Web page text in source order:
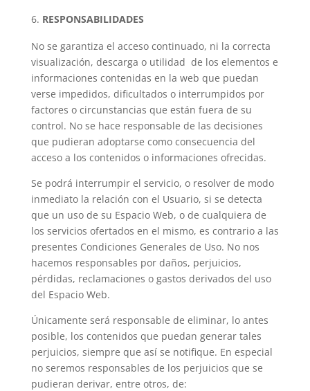
RESPONSABILIDADES
No se garantiza el acceso continuado, ni la correcta
visualización, descarga o utilidad de los elementos e
informaciones contenidas en la web que puedan
verse impedidos, dificultados o interrumpidos por
factores o circunstancias que están fuera de su
control. No se hace responsable de las decisiones
que pudieran adoptarse como consecuencia del
acceso a los contenidos o informaciones ofrecidas.
Se podrá interrumpir el servicio, o resolver de modo
inmediato la relación con el Usuario, si se detecta
que un uso de su Espacio Web, o de cualquiera de
los servicios ofertados en el mismo, es contrario a las
presentes Condiciones Generales de Uso. No nos
hacemos responsables por daños, perjuicios,
pérdidas, reclamaciones o gastos derivados del uso
del Espacio Web.
Únicamente será responsable de eliminar, lo antes
posible, los contenidos que puedan generar tales
perjuicios, siempre que así se notifique. En especial
no seremos responsables de los perjuicios que se
pudieran derivar, entre otros, de: